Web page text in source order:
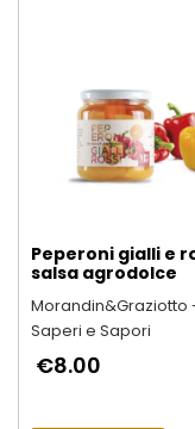
Peperoni gialli e
salsa agrodolce
Morandin&Graziotto
Saperi e Sapori
€8.00